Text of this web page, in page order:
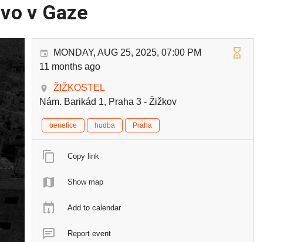
v Gaze
MONDAY, AUG 25, 2025, 07:00 PM
11 months ago
ŽIŽKOSTEL
Nám. Barikád 1, Praha 3 - Žižkov
benefice hudba Praha
Copy link
Show map
Add to calendar
Report event